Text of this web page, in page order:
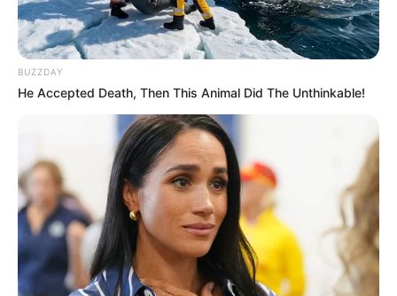
de Medellín en líos con la
Procuraduría por contratos
con la Universidad
Nacional y Telemedellín
NOTICIAS MEDELLÍN
Procuraduría y Fiscalía
inspeccionaron el canal
Telemedellín
NOTICIAS MEDELLÍN
BUZZDAY
He Accepted Death, Then This Animal Did The Unthinkable!